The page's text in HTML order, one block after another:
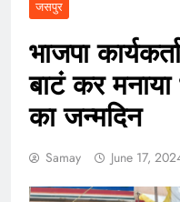
जसपुर
भाजपा
बाटं कर
का जन्मदिन
Samay June 17,